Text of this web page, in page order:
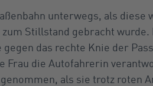
unterwegs, als
Stillstand gebracht wurde.
das rechte Knie der
Frau die Autofahrerin
als sie trotz roten